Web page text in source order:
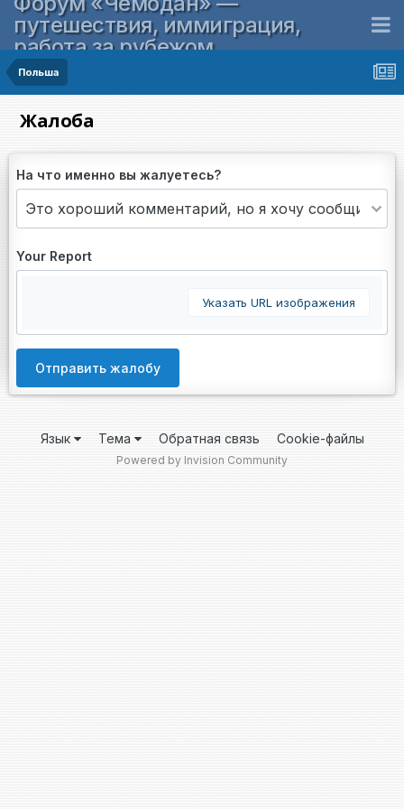
путешествия, иммиграция,
работа за рубежом
Польша
Жалоба
На что именно вы жалуетесь?
Your Report
Указать URL изображения
Отправить жалобу
Язык Тема Обратная связь Cookie-файлы
Powered by Invision Community